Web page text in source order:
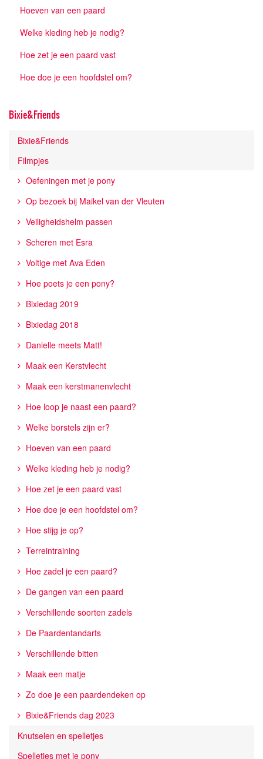
Hoeven van een paard
Welke kleding heb je nodig?
Hoe zet je een paard vast
Hoe doe je een hoofdstel om?
Bixie&Friends
Bixie&Friends
Filmpjes
Oefeningen met je pony
Op bezoek bij Maikel van der Vleuten
Veiligheidshelm passen
Scheren met Esra
Voltige met Ava Eden
Hoe poets je een pony?
Bixiedag 2019
Bixiedag 2018
Danielle meets Matt!
Maak een Kerstvlecht
Maak een kerstmanenvlecht
Hoe loop je naast een paard?
Welke borstels zijn er?
Hoeven van een paard
Welke kleding heb je nodig?
Hoe zet je een paard vast
Hoe doe je een hoofdstel om?
Hoe stijg je op?
Terreintraining
Hoe zadel je een paard?
De gangen van een paard
Verschillende soorten zadels
De Paardentandarts
Verschillende bitten
Maak een matje
Zo doe je een paardendeken op
Bixie&Friends dag 2023
Knutselen en spelletjes
Spelletjes met je pony